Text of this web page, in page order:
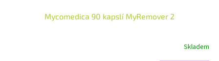
Mycomedica 90 kapslí MyRemover 2
Skladem